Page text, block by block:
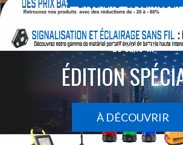
Le sans-fil
ÉDITION
À DÉCOUVRIR